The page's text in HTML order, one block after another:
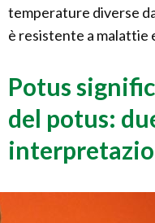
temperature diverse
è resistente a malattie
Potus
del potus: